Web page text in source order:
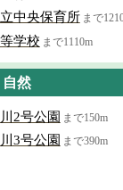
中央保育所 まで
学校 まで1110m
然
2号公園 まで150m
3号公園 まで390m